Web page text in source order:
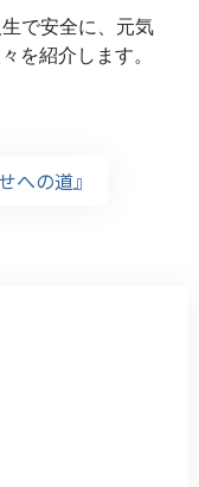
で安全に、元気
を紹介します。
への道』